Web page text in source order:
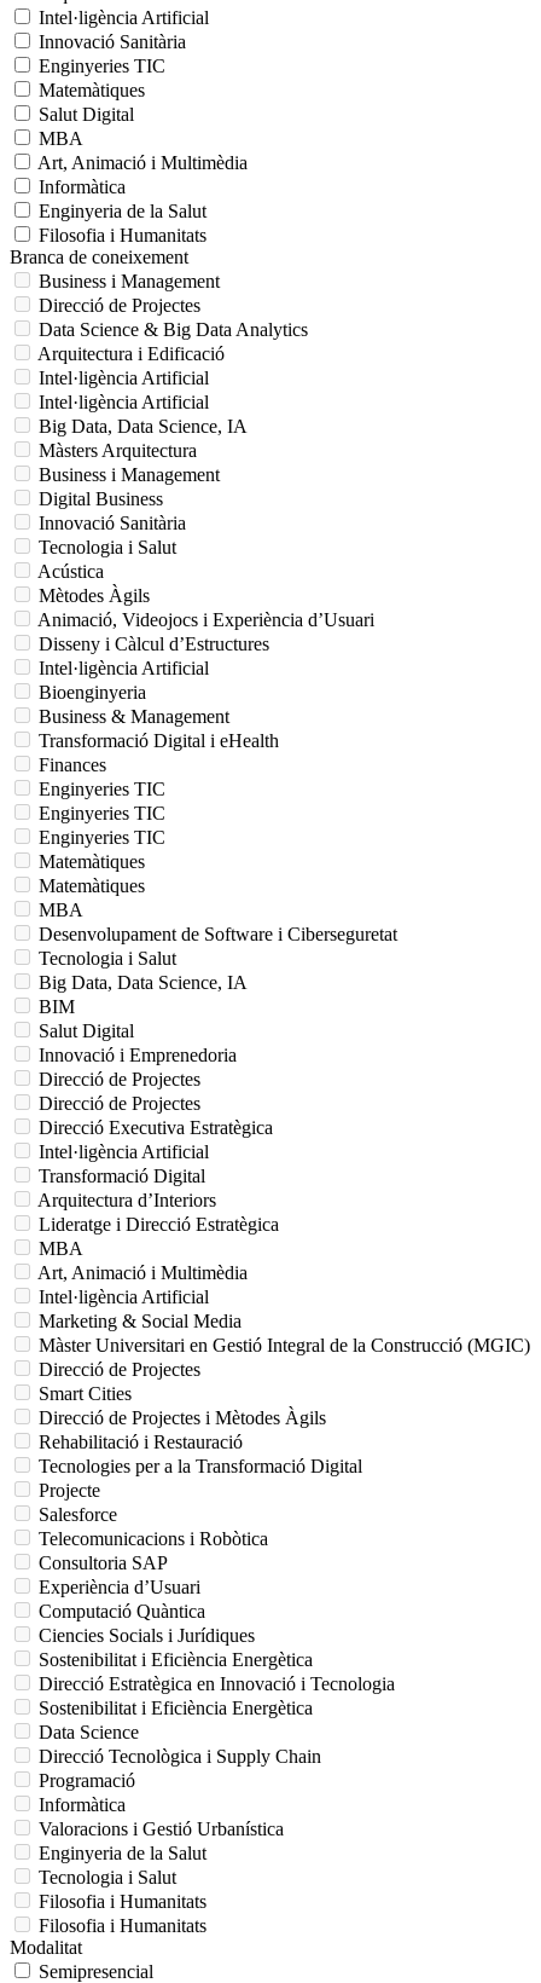
Intel·ligència Artificial
Innovació Sanitària
Enginyeries TIC
Matemàtiques
Salut Digital
MBA
Art, Animació i Multimèdia
Informàtica
Enginyeria de la Salut
Filosofia i Humanitats
Branca de coneixement
Business i Management
Direcció de Projectes
Data Science & Big Data Analytics
Arquitectura i Edificació
Intel·ligència Artificial
Intel·ligència Artificial
Big Data, Data Science, IA
Màsters Arquitectura
Business i Management
Digital Business
Innovació Sanitària
Tecnologia i Salut
Acústica
Mètodes Àgils
Animació, Videojocs i Experiència d’Usuari
Disseny i Càlcul d’Estructures
Intel·ligència Artificial
Bioenginyeria
Business & Management
Transformació Digital i eHealth
Finances
Enginyeries TIC
Enginyeries TIC
Enginyeries TIC
Matemàtiques
Matemàtiques
MBA
Desenvolupament de Software i Ciberseguretat
Tecnologia i Salut
Big Data, Data Science, IA
BIM
Salut Digital
Innovació i Emprenedoria
Direcció de Projectes
Direcció de Projectes
Direcció Executiva Estratègica
Intel·ligència Artificial
Transformació Digital
Arquitectura d’Interiors
Lideratge i Direcció Estratègica
MBA
Art, Animació i Multimèdia
Intel·ligència Artificial
Marketing & Social Media
Màster Universitari en Gestió Integral de la Construcció (MGIC)
Direcció de Projectes
Smart Cities
Direcció de Projectes i Mètodes Àgils
Rehabilitació i Restauració
Tecnologies per a la Transformació Digital
Projecte
Salesforce
Telecomunicacions i Robòtica
Consultoria SAP
Experiència d’Usuari
Computació Quàntica
Ciencies Socials i Jurídiques
Sostenibilitat i Eficiència Energètica
Direcció Estratègica en Innovació i Tecnologia
Sostenibilitat i Eficiència Energètica
Data Science
Direcció Tecnològica i Supply Chain
Programació
Informàtica
Valoracions i Gestió Urbanística
Enginyeria de la Salut
Tecnologia i Salut
Filosofia i Humanitats
Filosofia i Humanitats
Modalitat
Semipresencial